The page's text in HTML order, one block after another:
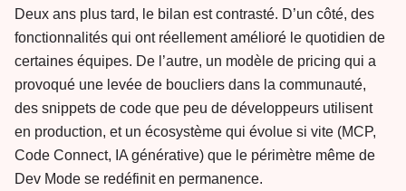
Deux ans plus tard, le bilan est contrasté. D’un côté, des
fonctionnalités qui ont réellement amélioré le quotidien de
certaines équipes. De l’autre, un modèle de pricing qui a
provoqué une levée de boucliers dans la communauté,
des snippets de code que peu de développeurs utilisent
en production, et un écosystème qui évolue si vite (MCP,
Code Connect, IA générative) que le périmètre même de
Dev Mode se redéfinit en permanence.